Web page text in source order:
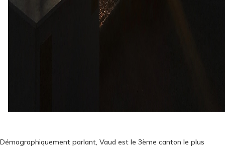
Démographiquement parlant, Vaud est le 3ème canton le plus